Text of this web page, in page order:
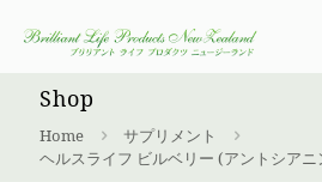
Shop
Home
サプリメント
ヘルスライフ ビルベリー (アントシアニ